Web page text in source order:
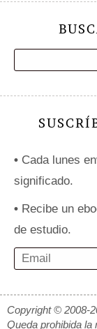
• Cada lunes
significado.
• Recibe un
de estudio.
Copyright © 2008-
Queda prohibida la